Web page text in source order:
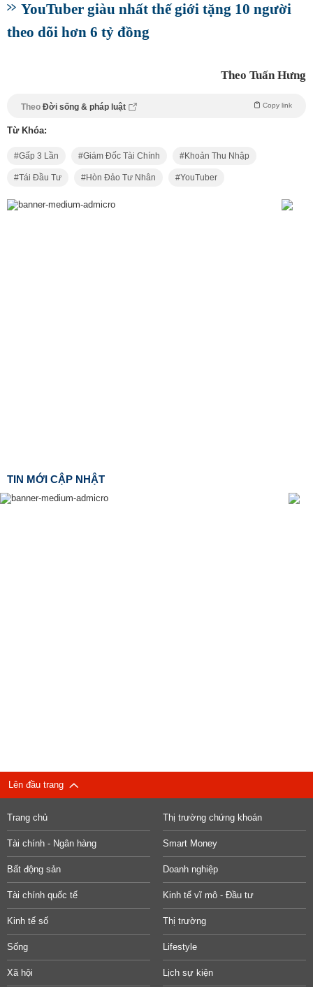
YouTuber giàu nhất thế giới tặng 10 người
theo dõi hơn 6 tỷ đồng
Theo Tuấn Hưng
Theo Đời sống & pháp luật Copy link
Từ Khóa:
Gấp 3 Lần Giám Đốc Tài Chính Khoản Thu Nhập
Tái Đầu Tư Hòn Đảo Tư Nhân YouTuber
TIN MỚI CẬP NHẬT
Lên đầu trang
Trang chủ Thị trường chứng khoán
Tài chính - Ngân hàng Smart Money
Bất động sản Doanh nghiệp
Tài chính quốc tế Kinh tế vĩ mô - Đầu tư
Kinh tế số Thị trường
Sống Lifestyle
Xã hội Lịch sự kiện